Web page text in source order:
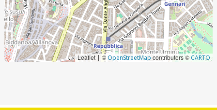
Leaflet | ©OpenStreetMap contributors © CARTO